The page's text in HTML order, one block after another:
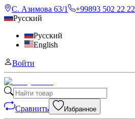
С. Азимова 63/1
+99893 502 22 22
Русский
Русский
English
Войти
Сравнить Избранное